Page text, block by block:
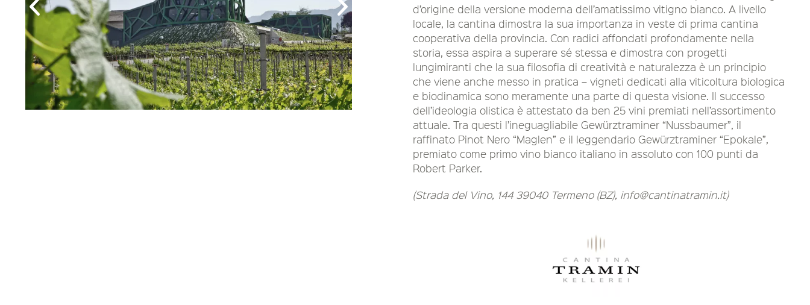
d’origine della versione moderna dell’amatissimo vitigno bianco. A livello
locale, la cantina dimostra la sua importanza in veste di prima cantina
cooperativa della provincia. Con radici affondati profondamente nella
storia, essa aspira a superare sé stessa e dimostra con progetti
lungimiranti che la sua filosofia di creatività e naturalezza è un principio
che viene anche messo in pratica – vigneti dedicati alla viticoltura biologica
e biodinamica sono meramente una parte di questa visione. Il successo
dell’ideologia olistica è attestato da ben 25 vini premiati nell’assortimento
attuale. Tra questi l’ineguagliabile Gewürztraminer “Nussbaumer”, il
raffinato Pinot Nero “Maglen” e il leggendario Gewürztraminer “Epokale”,
premiato come primo vino bianco italiano in assoluto con 100 punti da
Robert Parker.
(Strada del Vino, 144 39040 Termeno (BZ), info@cantinatramin.it)